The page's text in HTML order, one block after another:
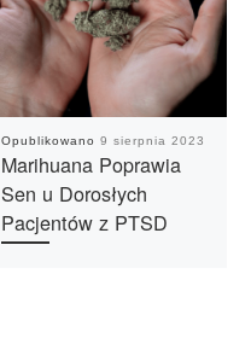
Opublikowano 9 sierpnia 2023
Marihuana Poprawia
Sen u Dorosłych
Pacjentów z PTSD